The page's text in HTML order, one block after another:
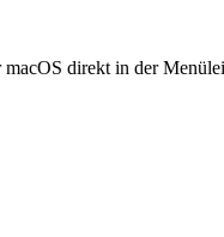
direkt in der